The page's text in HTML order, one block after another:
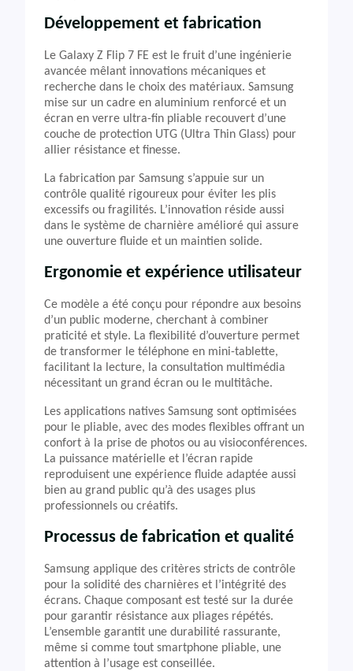
Développement et fabrication
Le Galaxy Z Flip 7 FE est le fruit d’une ingénierie
avancée mêlant innovations mécaniques et
recherche dans le choix des matériaux. Samsung
mise sur un cadre en aluminium renforcé et un
écran en verre ultra-fin pliable recouvert d’une
couche de protection UTG (Ultra Thin Glass) pour
allier résistance et finesse.
La fabrication par Samsung s’appuie sur un
contrôle qualité rigoureux pour éviter les plis
excessifs ou fragilités. L’innovation réside aussi
dans le système de charnière amélioré qui assure
une ouverture fluide et un maintien solide.
Ergonomie et expérience utilisateur
Ce modèle a été conçu pour répondre aux besoins
d’un public moderne, cherchant à combiner
praticité et style. La flexibilité d’ouverture permet
de transformer le téléphone en mini-tablette,
facilitant la lecture, la consultation multimédia
nécessitant un grand écran ou le multitâche.
Les applications natives Samsung sont optimisées
pour le pliable, avec des modes flexibles offrant un
confort à la prise de photos ou au visioconférences.
La puissance matérielle et l’écran rapide
reproduisent une expérience fluide adaptée aussi
bien au grand public qu’à des usages plus
professionnels ou créatifs.
Processus de fabrication et qualité
Samsung applique des critères stricts de contrôle
pour la solidité des charnières et l’intégrité des
écrans. Chaque composant est testé sur la durée
pour garantir résistance aux pliages répétés.
L’ensemble garantit une durabilité rassurante,
même si comme tout smartphone pliable, une
attention à l’usage est conseillée.